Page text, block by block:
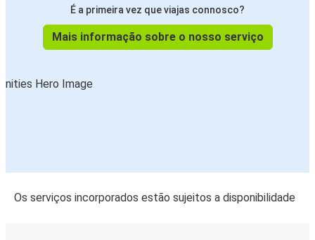
É a primeira vez que viajas connosco?
Mais informação sobre o nosso serviço
Os serviços incorporados estão sujeitos a disponibilidade